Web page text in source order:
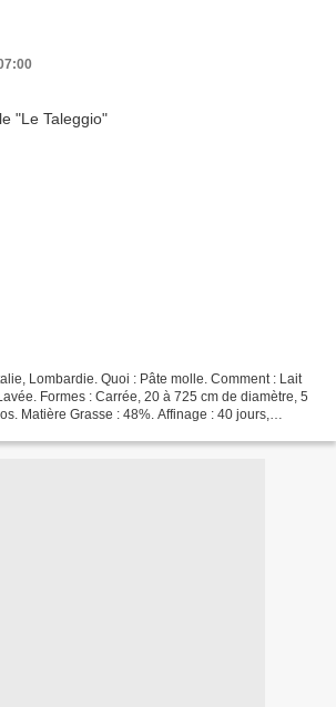
Lombardie. Quoi : Pâte molle. Comment : Lait
Formes : Carrée, 20 à 725 cm de diamètre, 5
Matière Grasse : 48%. Affinage : 40 jours,